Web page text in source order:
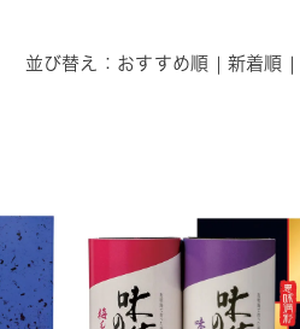
並び替え おすすめ順 新着順